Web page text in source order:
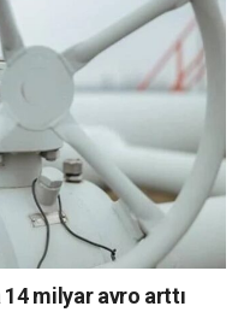
14 milyar avro arttı